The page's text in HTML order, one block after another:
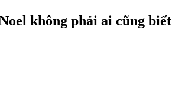
không phải ai cũng biết